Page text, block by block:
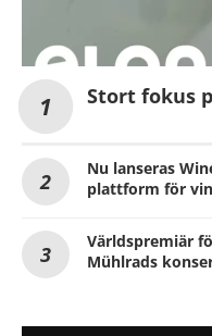
Stort fokus
Nu lanseras
plattform för
Världspremiär
Mühlrads